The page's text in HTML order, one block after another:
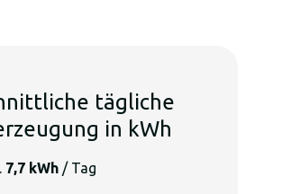
tägliche
in kWh
7,7 kWh / Tag